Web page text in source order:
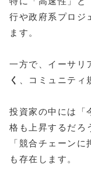
行や政府系プロジ
ます。
一方で、イーサリ
く
、コミュニテ
投資家の中には「
格も上昇するだろ
「競合チェーン
も存在します。